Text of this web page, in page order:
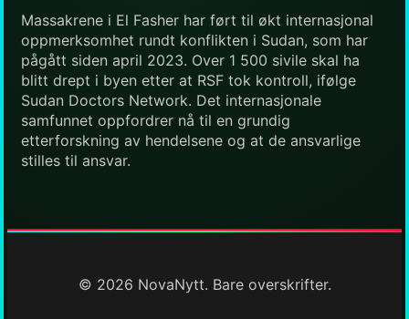
Massakrene i El Fasher har ført til økt internasjonal
oppmerksomhet rundt konflikten i Sudan, som har
pågått siden april 2023. Over 1 500 sivile skal ha
blitt drept i byen etter at RSF tok kontroll, ifølge
Sudan Doctors Network. Det internasjonale
samfunnet oppfordrer nå til en grundig
etterforskning av hendelsene og at de ansvarlige
stilles til ansvar.
© 2026 NovaNytt. Bare overskrifter.